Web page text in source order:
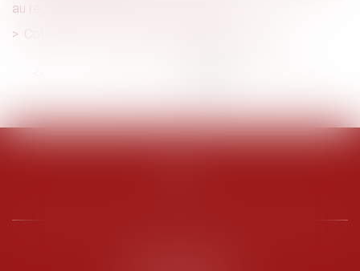
au regard de la situation de l’emprunteur
Cotisation AGS : pas de changement en juillet
> >>